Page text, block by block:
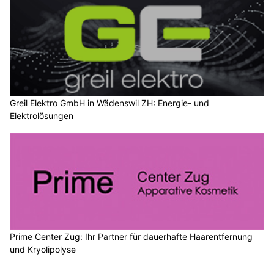
Greil Elektro GmbH in Wädenswil ZH: Energie- und
Elektrolösungen
Prime Center Zug: Ihr Partner für dauerhafte Haarentfernung
und Kryolipolyse